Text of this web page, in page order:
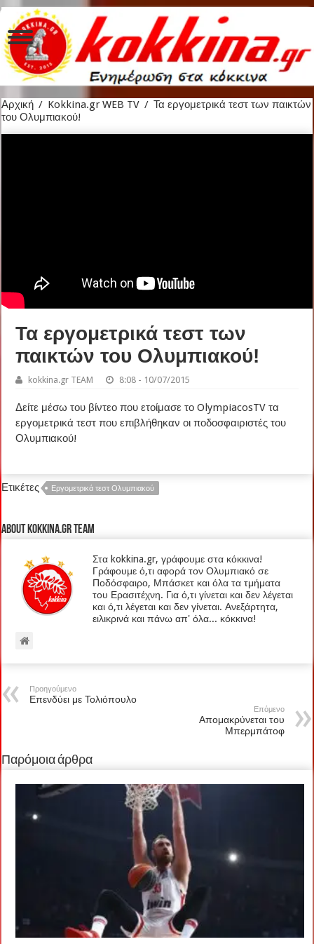
Αρχική / Kokkina.gr WEB TV / Τα εργομετρικά τεστ των παικτών
του Ολυμπιακού!
Τα εργομετρικά τεστ των
παικτών του Ολυμπιακού!
kokkina.gr TEAM 8:08 - 10/07/2015
Δείτε μέσω του βίντεο που ετοίμασε το OlympiacosTV τα
εργομετρικά τεστ που επιβλήθηκαν οι ποδοσφαιριστές του
Ολυμπιακού!
Ετικέτες Εργομετρικά τεστ Ολυμπιακού
About kokkina.gr TEAM
Στα kokkina.gr, γράφουμε στα κόκκινα!
Γράφουμε ό,τι αφορά τον Ολυμπιακό σε
Ποδόσφαιρο, Μπάσκετ και όλα τα τμήματα
του Ερασιτέχνη. Για ό,τι γίνεται και δεν λέγεται
και ό,τι λέγεται και δεν γίνεται. Ανεξάρτητα,
ειλικρινά και πάνω απ' όλα... κόκκινα!
Προηγούμενο
Επενδύει με Τολιόπουλο
Επόμενο
Απομακρύνεται του
Μπερμπάτοφ
Παρόμοια άρθρα